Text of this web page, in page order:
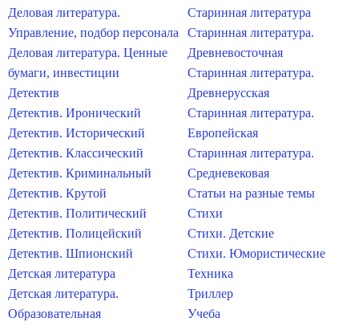
Деловая литература.
Управление, подбор персонала
Деловая литература. Ценные
бумаги, инвестиции
Детектив
Детектив. Иронический
Детектив. Исторический
Детектив. Классический
Детектив. Криминальный
Детектив. Крутой
Детектив. Политический
Детектив. Полицейский
Детектив. Шпионский
Детская литература
Детская литература.
Образовательная
Старинная литература
Старинная литература.
Древневосточная
Старинная литература.
Древнерусская
Старинная литература.
Европейская
Старинная литература.
Средневековая
Статьи на разные темы
Стихи
Стихи. Детские
Стихи. Юмористические
Техника
Триллер
Учеба